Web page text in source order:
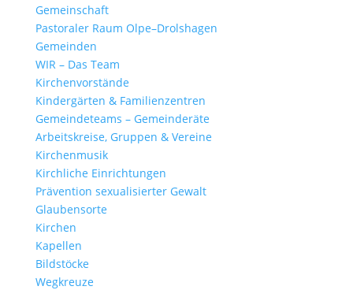
Gemein­schaft
Pasto­raler Raum Olpe–Drolshagen
Gemeinden
WIR – Das Team
Kirchen­vor­stände
Kinder­gärten & Familienzentren
Gemein­de­teams – Gemeinderäte
Arbeits­kreise, Gruppen & Vereine
Kirchen­musik
Kirch­liche Einrichtungen
Präven­tion sexua­li­sierter Gewalt
Glau­ben­s­orte
Kirchen
Kapellen
Bild­stöcke
Wegkreuze